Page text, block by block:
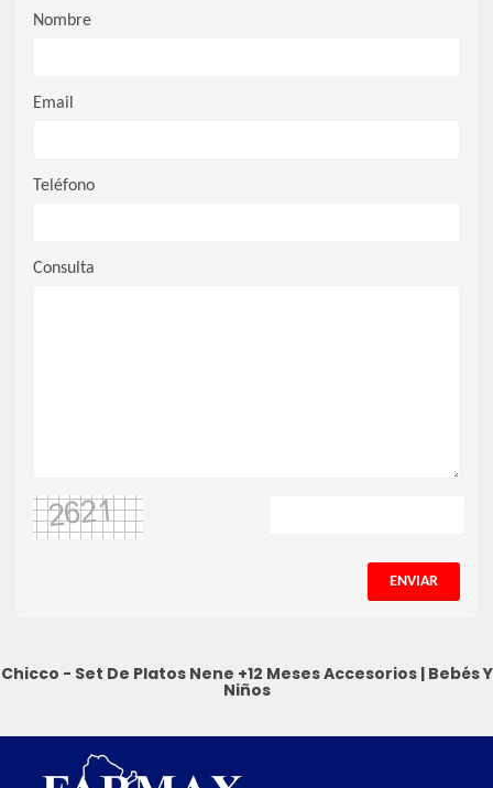
Nombre
Email
Teléfono
Consulta
ENVIAR
Chicco - Set De Platos Nene +12 MesesAccesorios| Bebés Y
Niños